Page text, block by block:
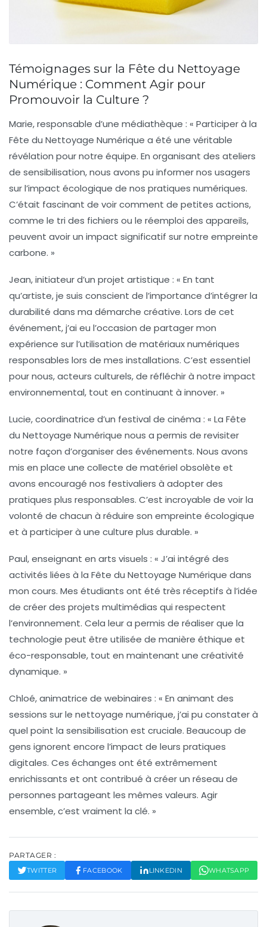
Témoignages sur la Fête du Nettoyage
Numérique : Comment Agir pour
Promouvoir la Culture ?
Marie, responsable d’une médiathèque : « Participer à la
Fête du Nettoyage Numérique a été une véritable
révélation pour notre équipe. En organisant des ateliers
de sensibilisation, nous avons pu informer nos usagers
sur l’impact écologique de nos pratiques numériques.
C’était fascinant de voir comment de petites actions,
comme le tri des fichiers ou le réemploi des appareils,
peuvent avoir un impact significatif sur notre empreinte
carbone. »
Jean, initiateur d’un projet artistique : « En tant
qu’artiste, je suis conscient de l’importance d’intégrer la
durabilité dans ma démarche créative. Lors de cet
événement, j’ai eu l’occasion de partager mon
expérience sur l’utilisation de matériaux numériques
responsables lors de mes installations. C’est essentiel
pour nous, acteurs culturels, de réfléchir à notre impact
environnemental, tout en continuant à innover. »
Lucie, coordinatrice d’un festival de cinéma : « La Fête
du Nettoyage Numérique nous a permis de revisiter
notre façon d’organiser des événements. Nous avons
mis en place une collecte de matériel obsolète et
avons encouragé nos festivaliers à adopter des
pratiques plus responsables. C’est incroyable de voir la
volonté de chacun à réduire son empreinte écologique
et à participer à une culture plus durable. »
Paul, enseignant en arts visuels : « J’ai intégré des
activités liées à la Fête du Nettoyage Numérique dans
mon cours. Mes étudiants ont été très réceptifs à l’idée
de créer des projets multimédias qui respectent
l’environnement. Cela leur a permis de réaliser que la
technologie peut être utilisée de manière éthique et
éco-responsable, tout en maintenant une créativité
dynamique. »
Chloé, animatrice de webinaires : « En animant des
sessions sur le nettoyage numérique, j’ai pu constater à
quel point la sensibilisation est cruciale. Beaucoup de
gens ignorent encore l’impact de leurs pratiques
digitales. Ces échanges ont été extrêmement
enrichissants et ont contribué à créer un réseau de
personnes partageant les mêmes valeurs. Agir
ensemble, c’est vraiment la clé. »
PARTAGER :
TWITTER FACEBOOK LINKEDIN WHATSAPP